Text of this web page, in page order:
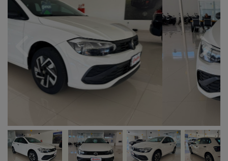
Previous Next